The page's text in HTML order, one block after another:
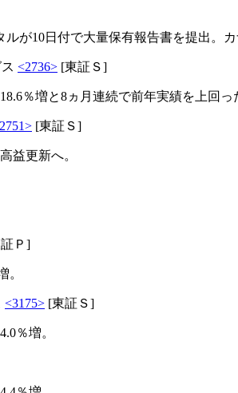
が10日付で大量保有報告書を提出。
<2736> [東証Ｓ]
％増と8ヵ月連続で前年実績を上回っ
[東証Ｓ]
益更新へ。
Ｐ]
。
<3175> [東証Ｓ]
％増。